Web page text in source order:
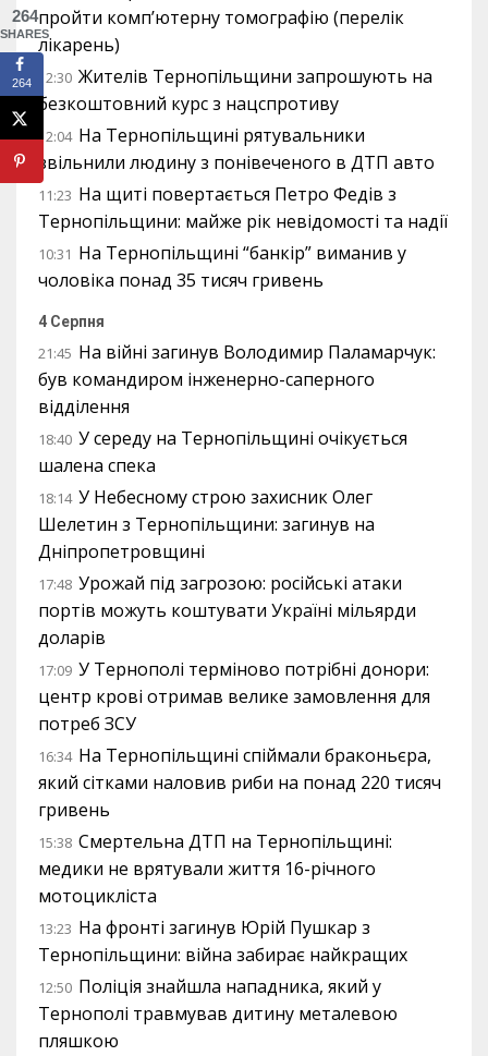
пройти комп’ютерну томографію (перелік
лікарень)
12:30 Жителів Тернопільщини запрошують на
безкоштовний курс з нацспротиву
12:04 На Тернопільщині рятувальники
звільнили людину з понівеченого в ДТП авто
11:23 На щиті повертається Петро Федів з
Тернопільщини: майже рік невідомості та надії
10:31 На Тернопільщині “банкір” виманив у
чоловіка понад 35 тисяч гривень
4 Серпня
21:45 На війні загинув Володимир Паламарчук:
був командиром інженерно-саперного
відділення
18:40 У середу на Тернопільщині очікується
шалена спека
18:14 У Небесному строю захисник Олег
Шелетин з Тернопільщини: загинув на
Дніпропетровщині
17:48 Урожай під загрозою: російські атаки
портів можуть коштувати Україні мільярди
доларів
17:09 У Тернополі терміново потрібні донори:
центр крові отримав велике замовлення для
потреб ЗСУ
16:34 На Тернопільщині спіймали браконьєра,
який сітками наловив риби на понад 220 тисяч
гривень
15:38 Смертельна ДТП на Тернопільщині:
медики не врятували життя 16-річного
мотоцикліста
13:23 На фронті загинув Юрій Пушкар з
Тернопільщини: війна забирає найкращих
12:50 Поліція знайшла нападника, який у
Тернополі травмував дитину металевою
пляшкою
264
SHARES
264